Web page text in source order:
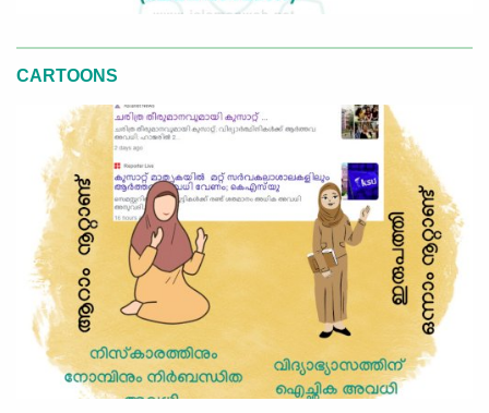
CARTOONS